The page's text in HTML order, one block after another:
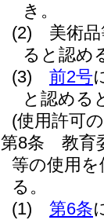
き。
(2)
美術
ると認め
(3)
前2号
と認める
(使用許可
第8条
教育
等の使用
る。
(1)
第6条